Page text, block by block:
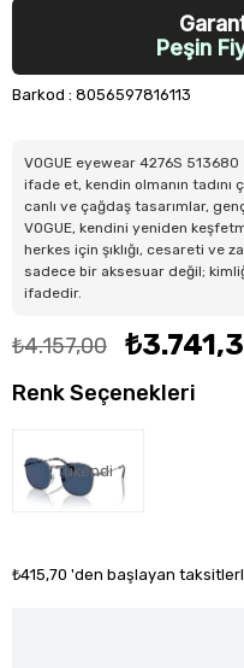
Peşin
Barkod : 8056597816113
VOGUE eyewear 4276S
ifade et, kendin olmanın tadını
canlı ve çağdaş tasarımlar,
VOGUE, kendini yeniden
herkes için şıklığı, cesareti ve
sadece bir aksesuar değil;
ifadedir.
₺4.157,00
Renk Seçenekleri
Tükendi
₺415,70 'den başlayan